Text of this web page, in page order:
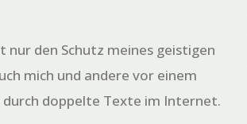
nur den Schutz meines geistigen
mich und andere vor einem
doppelte Texte im Internet.